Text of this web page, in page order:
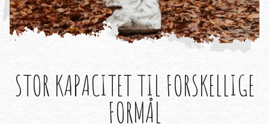
STOR KAPACITET TIL FORSKELLIGE
FORMÅL